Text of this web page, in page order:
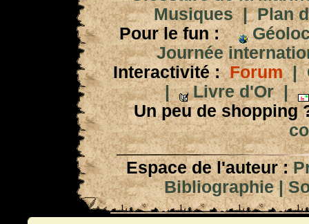
Musiques|Plan
Pour le fun :
Journée
Interactivité : Forum|
|
Livre d'Or|
Un peu de shopping
Espace de l'auteur :
Bibliographie|